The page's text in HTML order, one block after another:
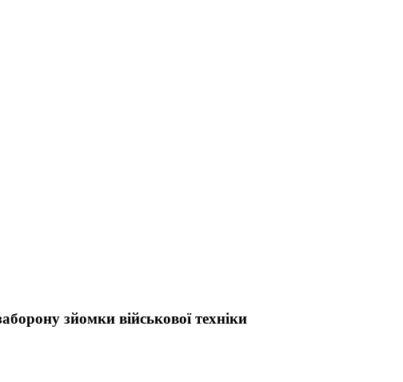
зйомки військової техніки